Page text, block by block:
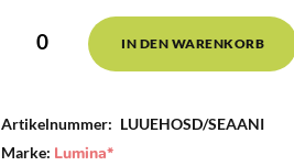
IN DEN WARENKORB
Artikelnummer: LUUEHOSD/SEAANI
Marke: Lumina*